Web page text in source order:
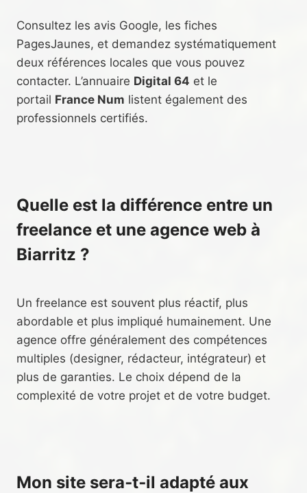
Consultez les avis Google, les fiches
PagesJaunes, et demandez systématiquement
deux références locales que vous pouvez
contacter. L’annuaire Digital 64 et le
portail France Num listent également des
professionnels certifiés.
Quelle est la différence entre un
freelance et une agence web à
Biarritz ?
Un freelance est souvent plus réactif, plus
abordable et plus impliqué humainement. Une
agence offre généralement des compétences
multiples (designer, rédacteur, intégrateur) et
plus de garanties. Le choix dépend de la
complexité de votre projet et de votre budget.
Mon site sera‑t‑il adapté aux